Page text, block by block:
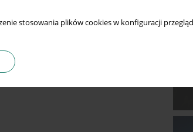
stosowania plików cookies w konfiguracji